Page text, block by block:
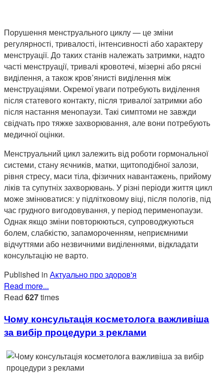
Порушення менструального циклу — це зміни
регулярності, тривалості, інтенсивності або характеру
менструації. До таких станів належать затримки, надто
часті менструації, тривалі кровотечі, мізерні або рясні
виділення, а також кров’янисті виділення між
менструаціями. Окремої уваги потребують виділення
після статевого контакту, після тривалої затримки або
після настання менопаузи. Такі симптоми не завжди
свідчать про тяжке захворювання, але вони потребують
медичної оцінки.
Менструальний цикл залежить від роботи гормональної
системи, стану яєчників, матки, щитоподібної залози,
рівня стресу, маси тіла, фізичних навантажень, прийому
ліків та супутніх захворювань. У різні періоди життя цикл
може змінюватися: у підлітковому віці, після пологів, під
час грудного вигодовування, у період перименопаузи.
Однак якщо зміни повторюються, супроводжуються
болем, слабкістю, запамороченням, неприємними
відчуттями або незвичними виділеннями, відкладати
консультацію не варто.
Published in Актуально про здоров'я
Read more...
Read 627times
Чому консультація косметолога важливіша
за вибір процедури з реклами